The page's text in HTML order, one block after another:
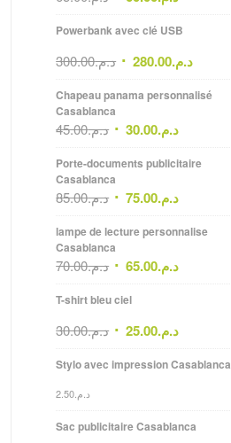
Powerbank avec clé USB
د.م.300.00 د.م.280.00
Chapeau panama personnalisé
Casablanca
د.م.45.00 د.م.30.00
Porte-documents publicitaire
Casablanca
د.م.85.00 د.م.75.00
lampe de lecture personnalise
Casablanca
د.م.70.00 د.م.65.00
T-shirt bleu ciel
د.م.30.00 د.م.25.00
Stylo avec impression Casablanca
د.م. 2.50
Sac publicitaire Casablanca